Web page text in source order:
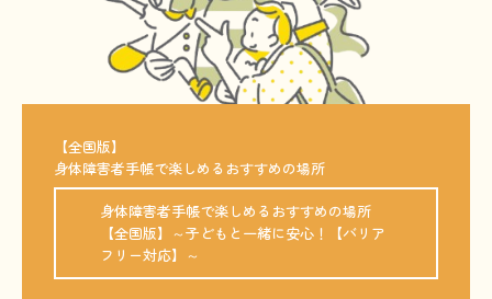
【全国版】
身体障害者手帳で楽しめるおすすめの場所
身体障害者手帳で楽しめるおすすめの場所
【全国版】～子どもと一緒に安心！【バリア
フリー対応】～